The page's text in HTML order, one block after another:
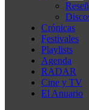
Crónicas
Festivales
Playlists
Agenda
RADAR
Cine y TV
El Anuario